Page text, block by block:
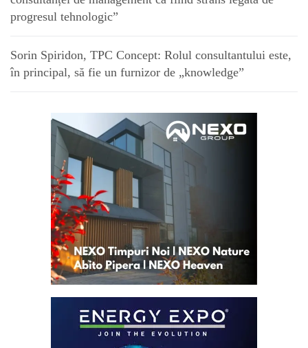
progresul tehnologic”
Sorin Spiridon, TPC Concept: Rolul consultantului este,
în principal, să fie un furnizor de „knowledge”